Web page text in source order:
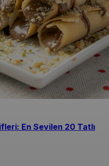
En Sevilen 20 Tatlı